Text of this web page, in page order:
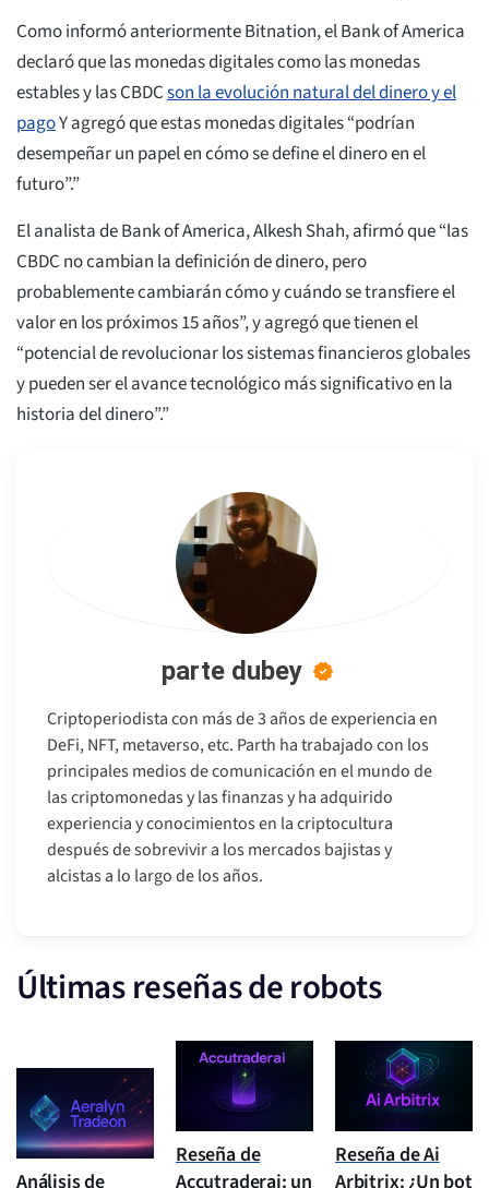
Como informó anteriormente Bitnation, el Bank of America
declaró que las monedas digitales como las monedas
estables y las CBDCson la evolución natural del dinero y el
pagoY agregó que estas monedas digitales “podrían
desempeñar un papel en cómo se define el dinero en el
futuro”.”
El analista de Bank of America, Alkesh Shah, afirmó que “las
CBDC no cambian la definición de dinero, pero
probablemente cambiarán cómo y cuándo se transfiere el
valor en los próximos 15 años”, y agregó que tienen el
“potencial de revolucionar los sistemas financieros globales
y pueden ser el avance tecnológico más significativo en la
historia del dinero”.”
parte dubey
Criptoperiodista con más de 3 años de experiencia en
DeFi, NFT, metaverso, etc. Parth ha trabajado con los
principales medios de comunicación en el mundo de
las criptomonedas y las finanzas y ha adquirido
experiencia y conocimientos en la criptocultura
después de sobrevivir a los mercados bajistas y
alcistas a lo largo de los años.
Últimas reseñas de robots
Análisis de
Reseña de
Accutraderai: un
Reseña de Ai
Arbitrix: ¿Un bot